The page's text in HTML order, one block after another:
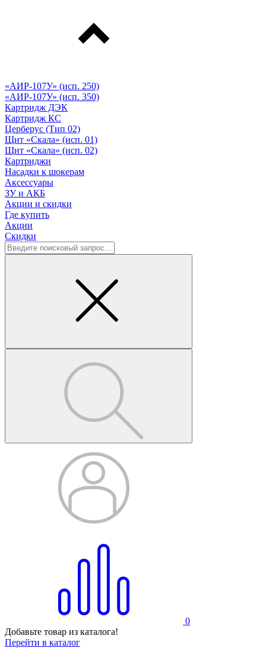
«АИР-107У» (исп. 250)
«АИР-107У» (исп. 350)
Картридж ДЭК
Картридж КС
Церберус (Тип 02)
Щит «Скала» (исп. 01)
Щит «Скала» (исп. 02)
Картриджи
Насадки к шокерам
Аксессуары
ЗУ и АКБ
Акции и скидки
Где купить
Акции
Скидки
0
Добавьте товар из каталога!
Перейти в каталог